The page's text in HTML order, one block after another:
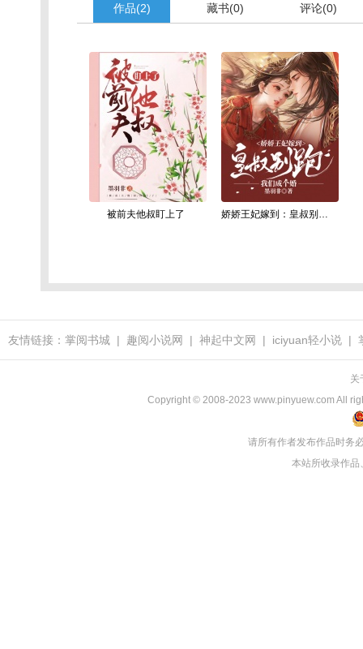
作品(2) 藏书(0) 评论(0)
被前夫他叔盯上了 娇娇王妃嫁到：皇叔别跑，我们成个婚！
友情链接： 掌阅书城 | 趣阅小说网 | 神起中文网 | iciyuan轻小说 |
关
Copyright © 2008-2023 www.pinyuew.com All
请所有作者发布作品时务
本站所收录作品